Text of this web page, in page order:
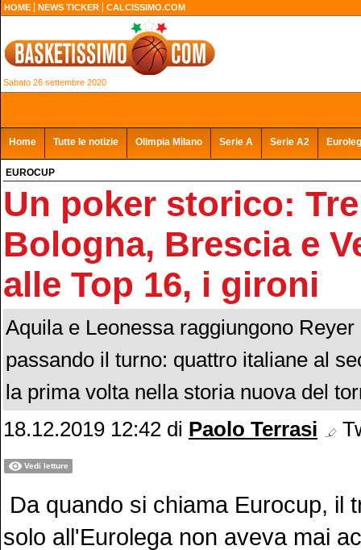
HOME NEWS TICKER CALCISSIMO.COM
Sabato 26 settembre 2020
Home Tutte le notizie Olimpia Milano Serie A Serie A2
EUROCUP
Un poker storico:
Bologna, Brescia e
alle Top 16, i gironi
Aquila e Leonessa raggiungono Reyer
passando il turno: quattro italiane al
la prima volta nella storia nuova del
18.12.2019 12:42 di Paolo Terrasi
Vedi letture
Da quando si chiama Eurocup, il
solo all'Eurolega non aveva mai